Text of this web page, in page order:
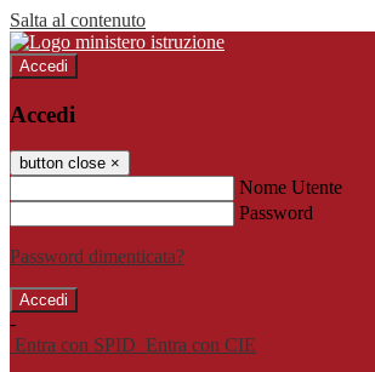
Salta al contenuto
Accedi
Accedi
button close ×
Nome Utente
Password
Password dimenticata?
-
Entra con SPID Entra con CIE